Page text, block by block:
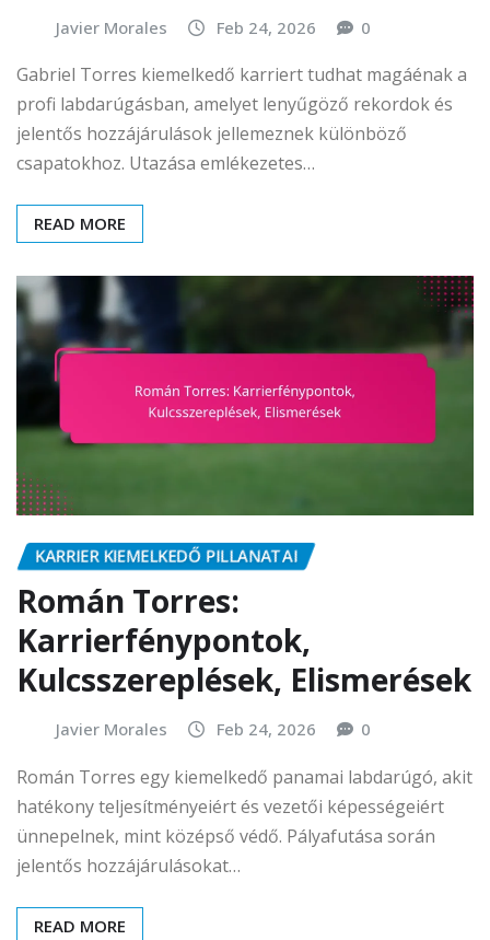
Javier Morales Feb 24, 2026 0
Gabriel Torres kiemelkedő karriert tudhat magáénak a
profi labdarúgásban, amelyet lenyűgöző rekordok és
jelentős hozzájárulások jellemeznek különböző
csapatokhoz. Utazása emlékezetes…
READ MORE
KARRIER KIEMELKEDŐ PILLANATAI
Román Torres:
Karrierfénypontok,
Kulcsszereplések, Elismerések
Javier Morales Feb 24, 2026 0
Román Torres egy kiemelkedő panamai labdarúgó, akit
hatékony teljesítményeiért és vezetői képességeiért
ünnepelnek, mint középső védő. Pályafutása során
jelentős hozzájárulásokat…
READ MORE